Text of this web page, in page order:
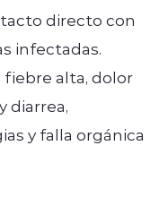
directo con
infectadas.
alta, dolor
diarrea,
y falla orgánica